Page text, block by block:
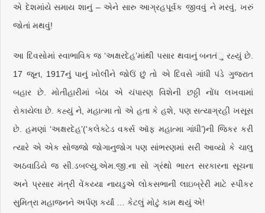
એ દેશમાંયે સમાય શાનું – એને સારુ આગ્રહપૂર્વક જીવવું ને મરવું, ખરું
જોતાં મથવું!
આ દિવસોમાં સ્વાભાવિક જ ‘અક્ષરદેહ’માંથી પસાર થવાનું બનતંુ રહ્યું છે.
17 જૂન, 1917નું પાનું ખોલીને જોઉં છું તો એ દિવસે ગાંધી પંડે ગુજરાત
બહાર છે. મોતીહારીમાં બેઠા એ ચંપારણ વિશેની છઠ્ઠી નોંધ લખવામાં
રોકાયેલા છે. કહ્યું ને, મહાત્મા તો એ હતા કે હશે, પણ સત્યાગ્રહી ખસૂસ
છે. હમણાં ‘અક્ષરદેહ’(‘કલેક્ટેડ વર્ક્સ ઑફ મહાત્મા ગાંધી’)ની જિકર કરી
ત્યારે એ એક સોજ્જો જોગાનુજોગ પણ સાંભરણમાં સરી આવ્યો કે ચાલુ
અઠવાડિયે જ સી.ડબલ્યુ.એમ.જી.ના સો ગ્રંથો ભારત સરકારના સૂચના
અને પ્રસાર મંત્રી વેંકય્યા નાયડુએ લોકસભાની લાઇબ્રેરી માટે સ્પીકર
સુમિત્રા મહાજનને અર્પણ કર્યાં … કેટલું મોટું કામ થયું એ!